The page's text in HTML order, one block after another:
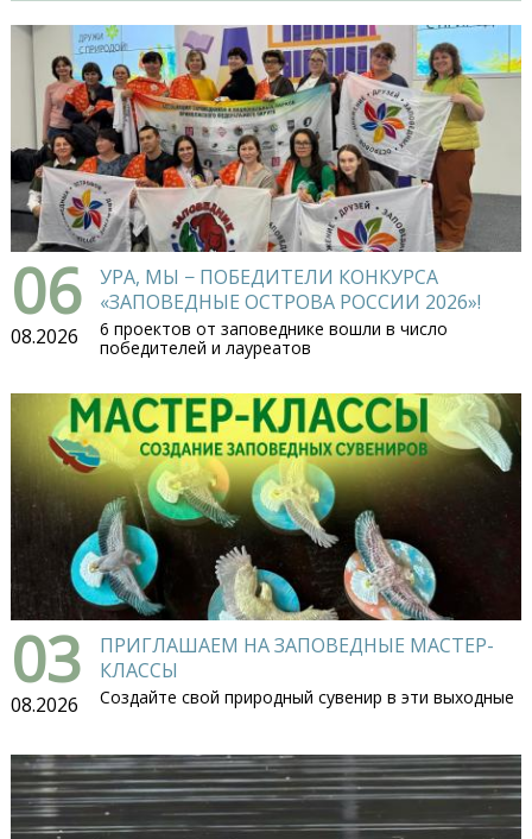
06
08.2026
УРА, МЫ − ПОБЕДИТЕЛИ КОНКУРСА
«ЗАПОВЕДНЫЕ ОСТРОВА РОССИИ 2026»!
6 проектов от заповеднике вошли в число
победителей и лауреатов
03
08.2026
ПРИГЛАШАЕМ НА ЗАПОВЕДНЫЕ МАСТЕР-
КЛАССЫ
Создайте свой природный сувенир в эти выходные